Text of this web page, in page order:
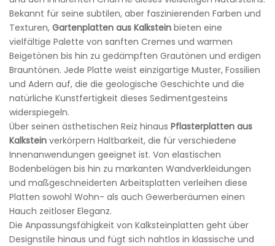
Bekannt für seine subtilen, aber faszinierenden Farben und
Texturen, Gartenplatten aus Kalkstein bieten eine
vielfältige Palette von sanften Cremes und warmen
Beigetönen bis hin zu gedämpften Grautönen und erdigen
Brauntönen. Jede Platte weist einzigartige Muster, Fossilien
und Adern auf, die die geologische Geschichte und die
natürliche Kunstfertigkeit dieses Sedimentgesteins
widerspiegeln.
Über seinen ästhetischen Reiz hinaus Pflasterplatten aus
Kalkstein verkörpern Haltbarkeit, die für verschiedene
Innenanwendungen geeignet ist. Von elastischen
Bodenbelägen bis hin zu markanten Wandverkleidungen
und maßgeschneiderten Arbeitsplatten verleihen diese
Platten sowohl Wohn- als auch Gewerberäumen einen
Hauch zeitloser Eleganz.
Die Anpassungsfähigkeit von Kalksteinplatten geht über
Designstile hinaus und fügt sich nahtlos in klassische und